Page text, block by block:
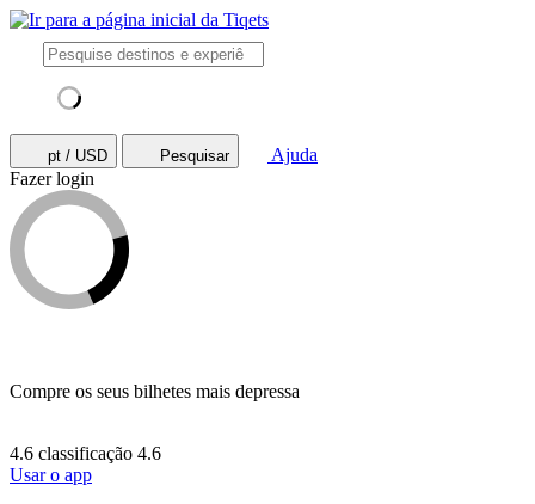
pt / USD Pesquisar
Ajuda
Fazer login
Compre os seus bilhetes mais depressa
4.6 classificação 4.6
Usar o app